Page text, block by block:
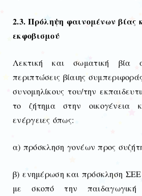
2.3. Πρόληψη φαινομένων βίας
εκφοβισμού
Λεκτική και σωματική βία
περιπτώσεις βίαιης
συνομηλίκους του/την
το ζήτημα στην οικογένεια
ενέργειες όπως:
α) πρόσκληση γονέων προς
β) ενημέρωση και πρόσκληση
με σκοπό την παιδαγωγική